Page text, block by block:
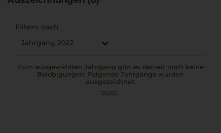
gemeinsamen Abend vor dem Kamin perfekt.
Filtern nach
Jahrgang 2022
Zum ausgewählten Jahrgang gibt es derzeit noch keine
Belobigungen. Folgende Jahrgänge wurden
ausgezeichnet:
2020